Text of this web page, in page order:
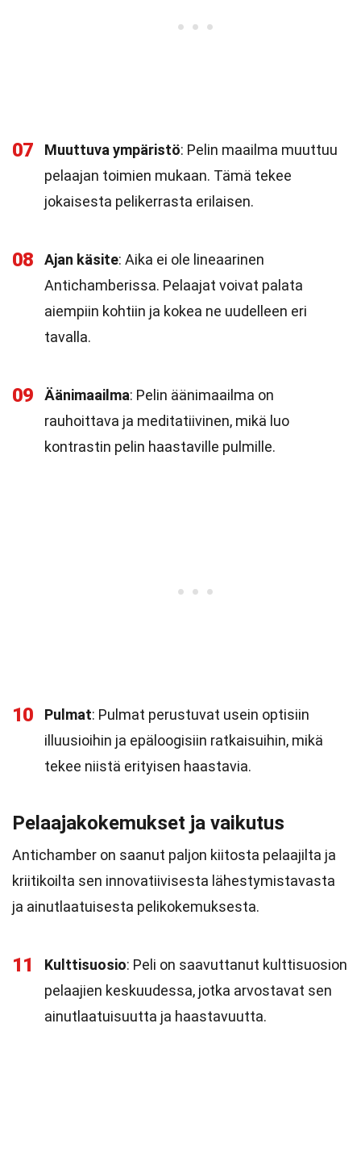
07 Muuttuva ympäristö: Pelin maailma muuttuu
pelaajan toimien mukaan. Tämä tekee
jokaisesta pelikerrasta erilaisen.
08 Ajan käsite: Aika ei ole lineaarinen
Antichamberissa. Pelaajat voivat palata
aiempiin kohtiin ja kokea ne uudelleen eri
tavalla.
09 Äänimaailma: Pelin äänimaailma on
rauhoittava ja meditatiivinen, mikä luo
kontrastin pelin haastaville pulmille.
10 Pulmat: Pulmat perustuvat usein optisiin
illuusioihin ja epäloogisiin ratkaisuihin, mikä
tekee niistä erityisen haastavia.
Pelaajakokemukset ja vaikutus
Antichamber on saanut paljon kiitosta pelaajilta ja
kriitikoilta sen innovatiivisesta lähestymistavasta
ja ainutlaatuisesta pelikokemuksesta.
11 Kulttisuosio: Peli on saavuttanut kulttisuosion
pelaajien keskuudessa, jotka arvostavat sen
ainutlaatuisuutta ja haastavuutta.